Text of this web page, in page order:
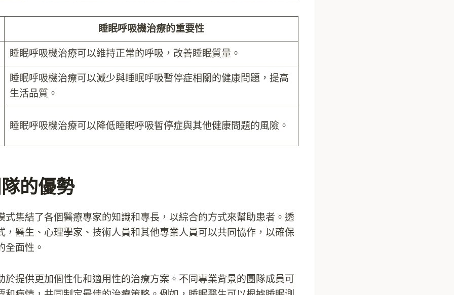
睡眠呼吸機治療的重要性
睡眠呼吸機治療可以維持正常的呼吸，改善睡眠質量。
睡眠呼吸機治療可以減少與睡眠呼吸暫停症相關的健康問題，提高
生活品質。
睡眠呼吸機治療可以降低睡眠呼吸暫停症與其他健康問題的風險。
的優勢
式集結了各個醫療專家的知識和專長，以綜合的方式來幫助患者。透
，醫生、心理學家、技術人員和其他專業人員可以共同協作，以確保
全面性。
於提供更加個性化和適用性的治療方案。不同專業背景的團隊成員可